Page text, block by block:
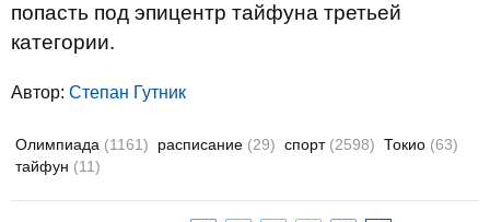
попасть под эпицентр тайфуна третьей
категории.
Автор: Степан Гутник
Олимпиада (1161) расписание (29) спорт (2598) Токио (63)
тайфун (11)